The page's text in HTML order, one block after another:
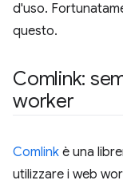
d'uso.
questo.
Comlink:
worker
Comlink è una
utilizzare i web